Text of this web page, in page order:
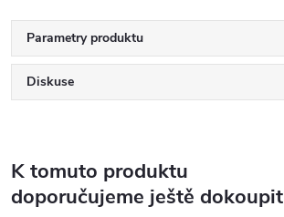
Parametry produktu
Diskuse
K tomuto produktu
doporučujeme ještě dokoupit